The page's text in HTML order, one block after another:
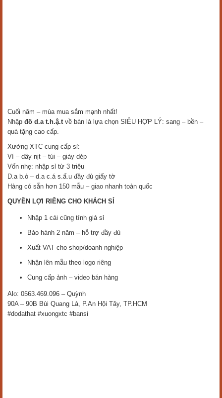
Cuối năm – mùa mua sắm mạnh nhất!
Nhập đồ d.a t.h.ậ.tvề bán là lựa chọn SIÊU HỢP LÝ: sang – bền –
quà tặng cao cấp.
Xưởng XTC cung cấp sỉ:
Ví – dây nịt – túi – giày dép
Vốn nhẹ: nhập sỉ từ 3 triệu
D.a b.ò – d.a c.á s.ấ.u đầy đủ giấy tờ
Hàng có sẵn hơn 150 mẫu – giao nhanh toàn quốc
QUYỀN LỢI RIÊNG CHO KHÁCH SỈ
Nhập 1 cái cũng tính giá sỉ
Bảo hành 2 năm – hỗ trợ đầy đủ
Xuất VAT cho shop/doanh nghiệp
Nhận lên mẫu theo logo riêng
Cung cấp ảnh – video bán hàng
Alo: 0563.469.096 – Quỳnh
90A – 90B Bùi Quang Là, P.An Hội Tây, TP.HCM
#dodathat #xuongxtc #bansi